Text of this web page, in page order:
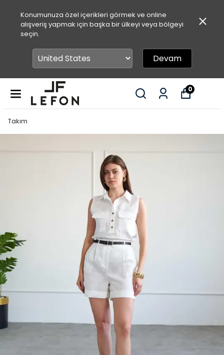
Konumunuza özel içerikleri görmek ve online
alışveriş yapmak için başka bir ülkeyi veya bölgeyi
seçin.
Devam
0
Takım